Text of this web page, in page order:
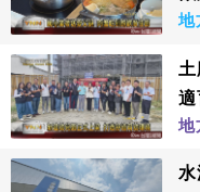
地
適
地